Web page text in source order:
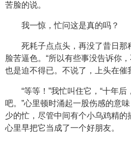
苦脸的说。
我一惊，忙问这是真的吗？
死耗子点点头，再没了昔日那
脸苦逼色。“所以有些事没告诉你
也是迫不得已。不说了，上头在催
“等等！”我忙叫住它，“十年
吧。”心里顿时涌起一股伤感的意
少的忙，尽管中间有个小乌鸡精
心里早把它当成了一个好朋友。